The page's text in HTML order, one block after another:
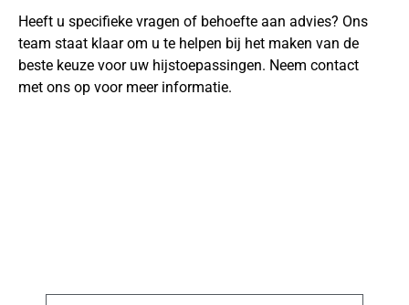
Heeft u specifieke vragen of behoefte aan advies? Ons
team staat klaar om u te helpen bij het maken van de
beste keuze voor uw hijstoepassingen. Neem contact
met ons op voor meer informatie.